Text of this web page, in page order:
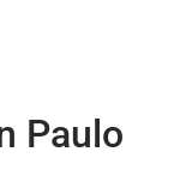
Paulo